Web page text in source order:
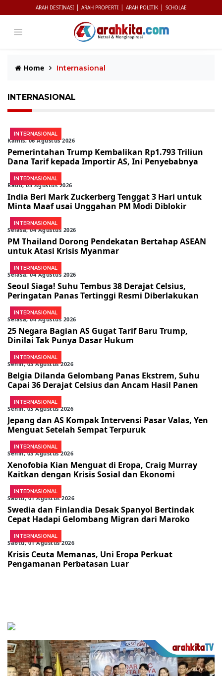
ARAH DESTINASI | ARAH PROPERTI | ARAH POLITIK | SCHOLAE
Home Internasional
INTERNASIONAL
INTERNASIONAL
Kamis, 06 Agustus 2026
Pemerintahan Trump Kembalikan Rp1.793 Triliun
Dana Tarif kepada Importir AS, Ini Penyebabnya
INTERNASIONAL
Rabu, 05 Agustus 2026
India Beri Mark Zuckerberg Tenggat 3 Hari untuk
Minta Maaf usai Unggahan PM Modi Diblokir
INTERNASIONAL
Selasa, 04 Agustus 2026
PM Thailand Dorong Pendekatan Bertahap ASEAN
untuk Atasi Krisis Myanmar
INTERNASIONAL
Selasa, 04 Agustus 2026
Seoul Siaga! Suhu Tembus 38 Derajat Celsius,
Peringatan Panas Tertinggi Resmi Diberlakukan
INTERNASIONAL
Selasa, 04 Agustus 2026
25 Negara Bagian AS Gugat Tarif Baru Trump,
Dinilai Tak Punya Dasar Hukum
INTERNASIONAL
Senin, 03 Agustus 2026
Belgia Dilanda Gelombang Panas Ekstrem, Suhu
Capai 36 Derajat Celsius dan Ancam Hasil Panen
INTERNASIONAL
Senin, 03 Agustus 2026
Jepang dan AS Kompak Intervensi Pasar Valas, Yen
Menguat Setelah Sempat Terpuruk
INTERNASIONAL
Senin, 03 Agustus 2026
Xenofobia Kian Menguat di Eropa, Craig Murray
Kaitkan dengan Krisis Sosial dan Ekonomi
INTERNASIONAL
Sabtu, 01 Agustus 2026
Swedia dan Finlandia Desak Spanyol Bertindak
Cepat Hadapi Gelombang Migran dari Maroko
INTERNASIONAL
Sabtu, 01 Agustus 2026
Krisis Ceuta Memanas, Uni Eropa Perkuat
Pengamanan Perbatasan Luar